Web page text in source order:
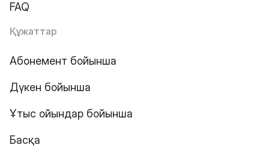
FAQ
Құжаттар
Абонемент бойынша
Дүкен бойынша
Ұтыс ойындар бойынша
Басқа